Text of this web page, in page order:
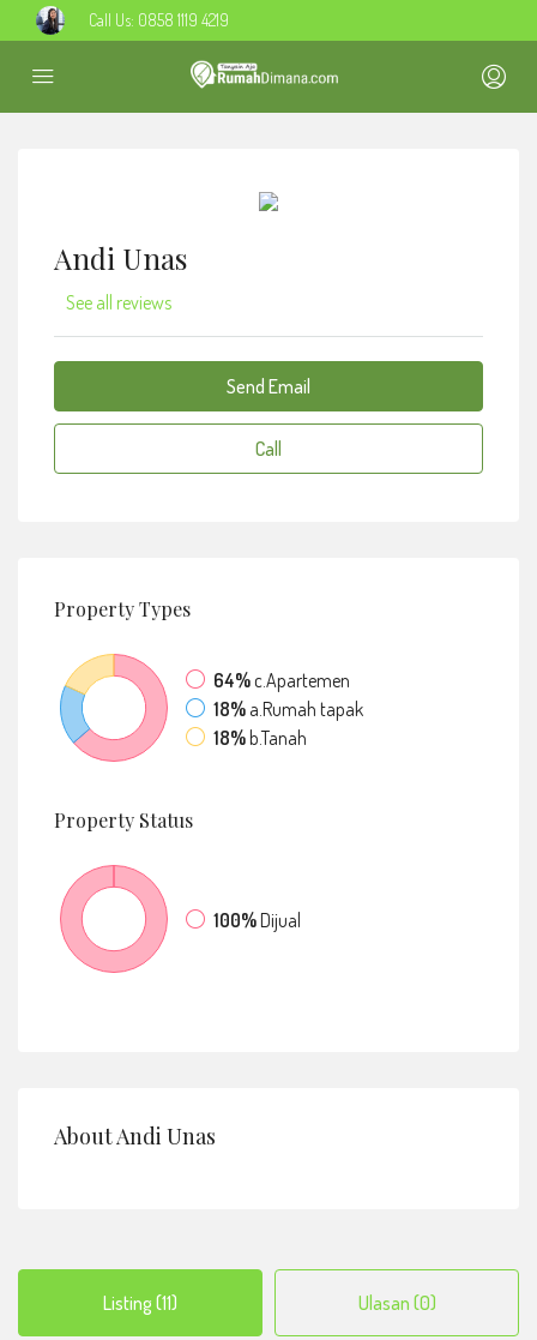
Call Us: 0858 1119 4219
Andi Unas
See all reviews
Send Email
Call
PropertyTypes
64%c.Apartemen
18% a.Rumah tapak
18%b.Tanah
Property Status
100%Dijual
About Andi Unas
Listing (11) Ulasan (0)